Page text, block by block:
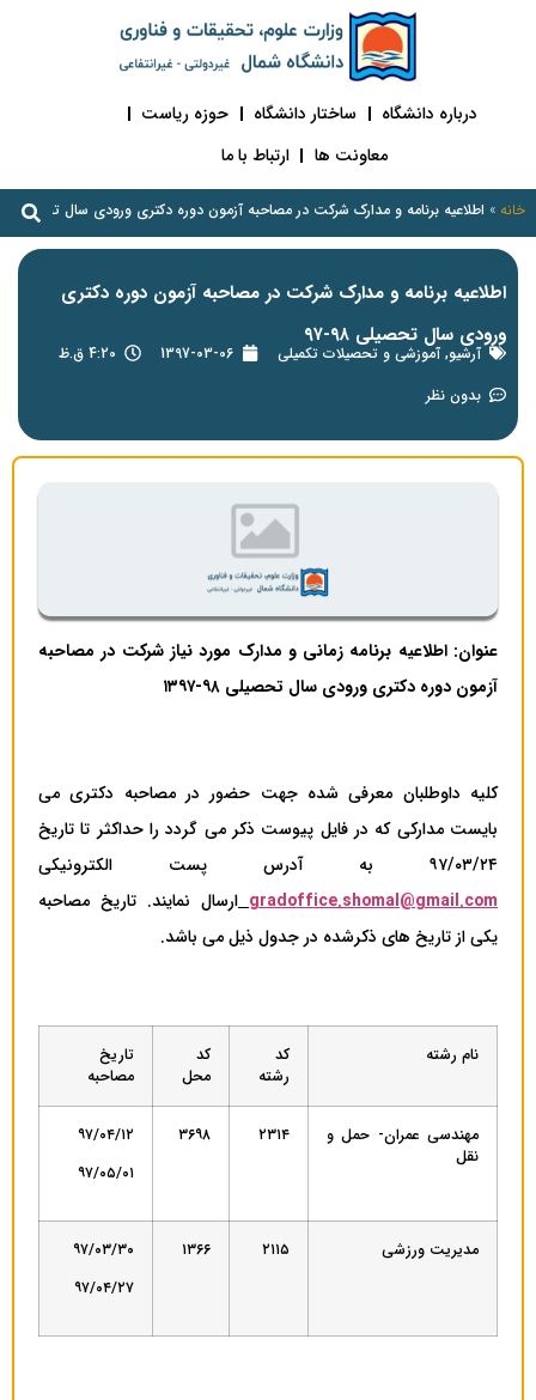
درباره دانشگاه ساختار دانشگاه
حوزه ریاست
معاونت ها
ارتباط با ما
خانه » اطلاعیه برنامه و مدارک شرکت در مصاحبه آزمون دوره دکتری ورودی سال تحصیلی ۹۸-۹۷
اطلاعیه برنامه و مدارک شرکت در مصاحبه آزمون دوره دکتری
ورودی سال تحصیلی ۹۸-۹۷
آرشیو, آموزشی و تحصیلات تکمیلی 1397-03-06
4:20 ق.ظ
بدون نظر
عنوان: اطلاعیه برنامه زمانی و مدارک مورد نیاز شرکت در مصاحبه
آزمون دوره دکتری ورودی سال تحصیلی ۹۸-۱۳۹۷
کلیه داوطلبان معرفی شده جهت حضور در مصاحبه دکتری می
بایست مدارکی که در فایل پیوست ذکر می گردد را حداکثر تا تاریخ
۹۷/۰۳/۲۴ به آدرس پست الکترونیکی
gradoffice.shomal@gmail.com ارسال نمایند. تاریخ مصاحبه
یکی از تاریخ های ذکرشده در جدول ذیل می باشد.
نام رشته
کد
رشته
کد
محل
تاریخ
مصاحبه
مهندسی عمران- حمل و
نقل
۲۳۱۴ ۳۶۹۸
۹۷/۰۴/۱۲
۹۷/۰۵/۰۱
مدیریت ورزشی ۲۱۱۵ ۱۳۶۶
۹۷/۰۳/۳۰
۹۷/۰۴/۲۷